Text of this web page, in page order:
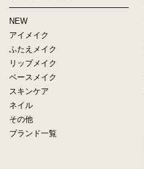
NEW
アイメイク
ふたえメイク
リップメイク
ベースメイク
スキンケア
ネイル
その他
ブランド一覧